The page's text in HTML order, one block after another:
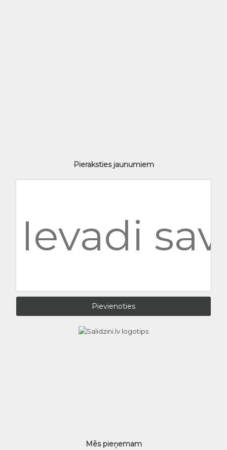
Pieraksties jaunumiem
Mēs pieņemam